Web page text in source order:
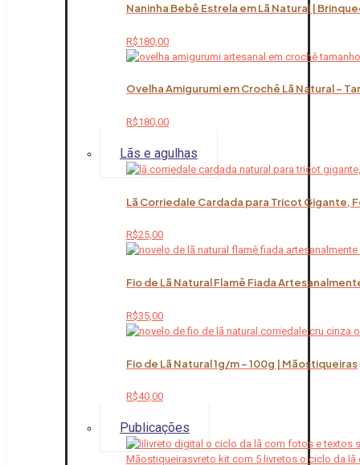
Naninha Bebê Estrela em Lã Natural |
R$180,00
Ovelha Amigurumi em Crochê Lã Natural –
R$180,00
Lãs e agulhas
Lã Corriedale Cardada para Tricot Gigante,
R$25,00
Fio de Lã Natural Flamê Fiada
R$35,00
Fio de Lã Natural 1g/m – 100g | Mãostiqueiras
R$40,00
Publicações